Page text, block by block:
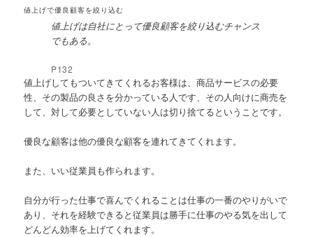
値上げで優良顧客を絞り込む
値上げは自社にとって優良顧客を絞り込むチャンス
でもある。
P132
値上げしてもついてきてくれるお客様は、商品サービスの必要
性、その製品の良さを分かっている人です、その人向けに商売を
して、対して必要としていない人は切り捨てるということです。
優良な顧客は他の優良な顧客を連れてきてくれます。
また、いい従業員も作られます。
自分が行った仕事で喜んでくれることは仕事の一番のやりがいで
あり、それを経験できると従業員は勝手に仕事のやる気を出して
どんどん効率を上げてくれます。